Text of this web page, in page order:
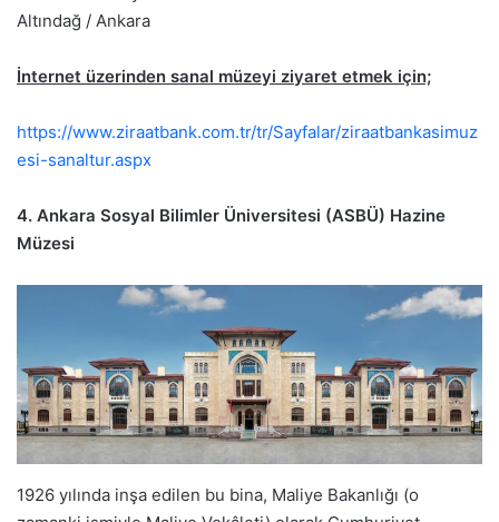
Altındağ / Ankara
İnternet üzerinden sanal müzeyi ziyaret etmek için;
https://www.ziraatbank.com.tr/tr/Sayfalar/ziraatbankasimuz
esi-sanaltur.aspx
4. Ankara Sosyal Bilimler Üniversitesi (ASBÜ) Hazine
Müzesi
1926 yılında inşa edilen bu bina, Maliye Bakanlığı (o